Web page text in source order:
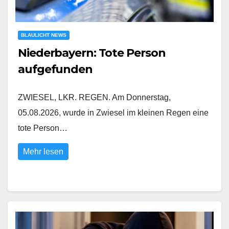
BLAULICHT NEWS
Niederbayern: Tote Person
aufgefunden
ZWIESEL, LKR. REGEN. Am Donnerstag,
05.08.2026, wurde in Zwiesel im kleinen Regen eine
tote Person…
Mehr lesen